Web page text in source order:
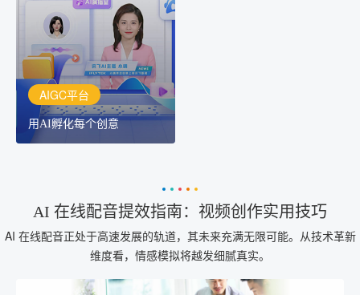
AIGC平台
用AI孵化每个创意
讯飞AIGC平台：让每个创
作者都拥有自己的专注AI
创作助手
AI 在线配音提效指南：视频创作实用技巧
AI 在线配音正处于高速发展的轨道，其未来充满无限可能。从技术革新
维度看，情感模拟将越发细腻真实。